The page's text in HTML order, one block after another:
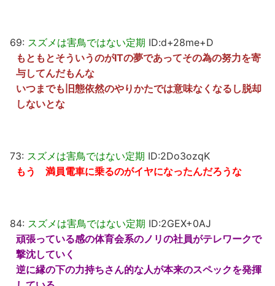
69: スズメは害鳥ではない定期 ID:d+28me+D
もともとそういうのがITの夢であってその為の努力を寄
与してんだもんな
いつまでも旧態依然のやりかたでは意味なくなるし脱却
しないとな
73: スズメは害鳥ではない定期 ID:2Do3ozqK
もう 満員電車に乗るのがイヤになったんだろうな
84: スズメは害鳥ではない定期 ID:2GEX+0AJ
頑張っている感の体育会系のノリの社員がテレワークで
撃沈していく
逆に縁の下の力持ちさん的な人が本来のスペックを発揮